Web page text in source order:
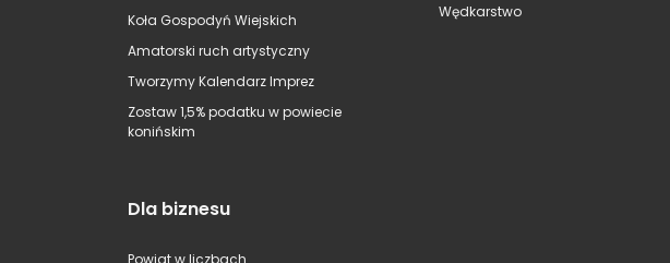
Koła Gospodyń Wiejskich
Amatorski ruch artystyczny
Tworzymy Kalendarz Imprez
Zostaw 1,5% podatku w powiecie
konińskim
Dla biznesu
Powiat w liczbach
Wędkarstwo